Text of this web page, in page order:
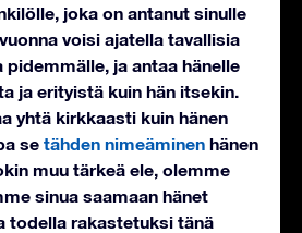
joka on antanut sinulle
voisi ajatella tavallisia
pidemmälle, ja antaa hänelle
ja erityistä kuin hän itsekin.
yhtä kirkkaasti kuin hänen
se tähden nimeäminen hänen
muu tärkeä ele, olemme
sinua saamaan hänet
todella rakastetuksi tänä